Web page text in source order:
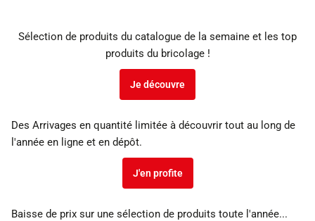
Sélection de produits du catalogue de la semaine et les top
produits du bricolage !
Je découvre
Des Arrivages en quantité limitée à découvrir tout au long de
l'année en ligne et en dépôt.
J'en profite
Baisse de prix sur une sélection de produits toute l'année...